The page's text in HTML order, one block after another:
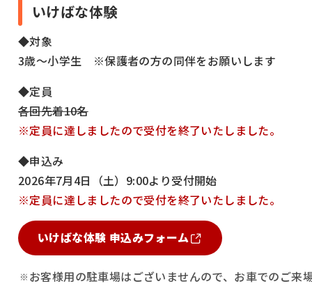
いけばな体験
◆対象
3歳～小学生 ※保護者の方の同伴をお願いします
◆定員
各回先着10名
※定員に達しましたので受付を終了いたしました。
◆申込み
2026年7月4日（土）9:00より受付開始
※定員に達しましたので受付を終了いたしました。
いけばな体験 申込みフォーム
お客様用の駐車場はございませんので、お車でのご来